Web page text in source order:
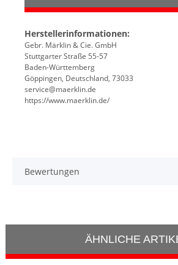
Herstellerinformationen:
Gebr. Märklin & Cie. GmbH
Stuttgarter Straße 55-57
Baden-Württemberg
Göppingen, Deutschland, 73033
service@maerklin.de
https://www.maerklin.de/
Bewertungen
ÄHNLICHE